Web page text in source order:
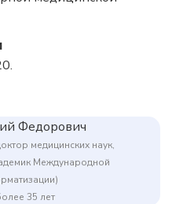
Федорович
медицинских наук,
Международной
35 лет